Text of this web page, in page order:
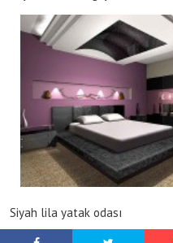
Siyah lila yatak odası